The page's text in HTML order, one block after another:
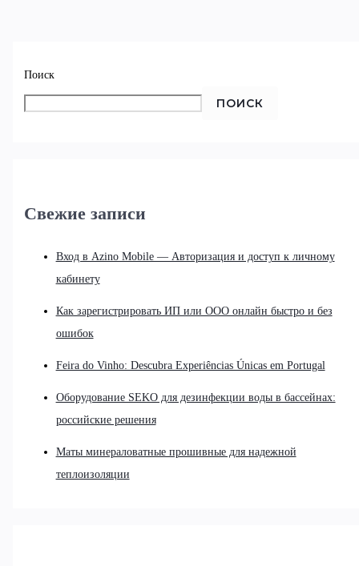
Поиск
ПОИСК
Свежие записи
Вход в Azino Mobile — Авторизация и доступ к личному
кабинету
Как зарегистрировать ИП или ООО онлайн быстро и без
ошибок
Feira do Vinho: Descubra Experiências Únicas em Portugal
Оборудование SEKO для дезинфекции воды в бассейнах:
российские решения
Маты минераловатные прошивные для надежной
теплоизоляции